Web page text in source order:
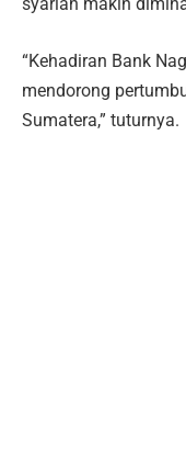
“Kehadiran Bank
mendorong
Sumatera,” tuturnya.